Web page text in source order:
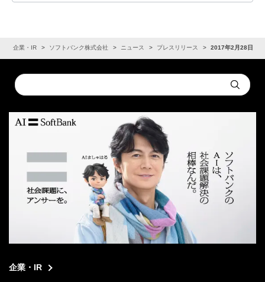
企業・IR ソフトバンク株式会社 ニュース プレスリリース 2017年2月28日
Conduct
a
Submit
企業・IR